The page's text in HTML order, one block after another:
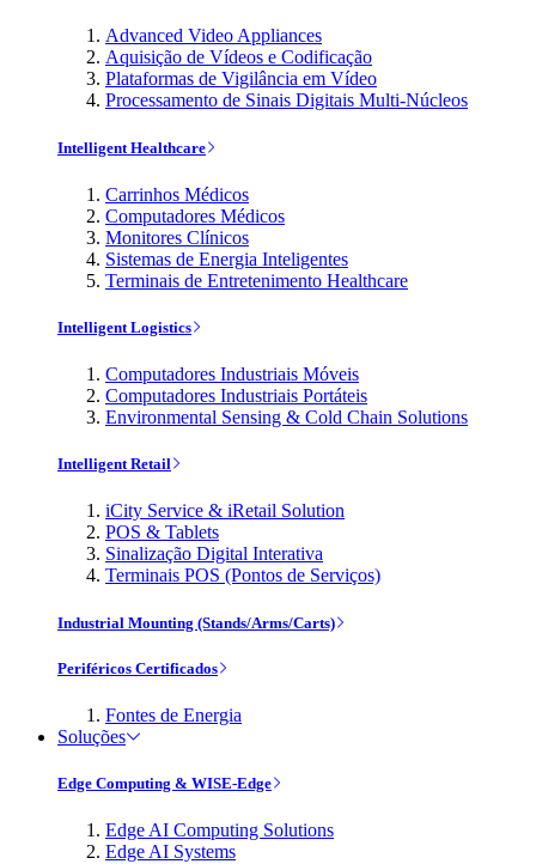
Advanced Video Appliances
Aquisição de Vídeos e Codificação
Plataformas de Vigilância em Vídeo
Processamento de Sinais Digitais Multi-Núcleos
Intelligent Healthcare
Carrinhos Médicos
Computadores Médicos
Monitores Clínicos
Sistemas de Energia Inteligentes
Terminais de Entretenimento Healthcare
Intelligent Logistics
Computadores Industriais Móveis
Computadores Industriais Portáteis
Environmental Sensing & Cold Chain Solutions
Intelligent Retail
iCity Service & iRetail Solution
POS & Tablets
Sinalização Digital Interativa
Terminais POS (Pontos de Serviços)
Industrial Mounting (Stands/Arms/Carts)
Periféricos Certificados
Fontes de Energia
Soluções
Edge Computing & WISE-Edge
Edge AI Computing Solutions
Edge AI Systems